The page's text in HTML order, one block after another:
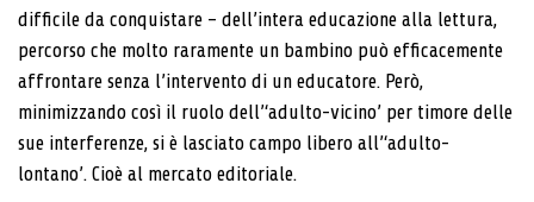
difficile da conquistare – dell’intera educazione alla lettura,
percorso che molto raramente un bambino può efficacemente
affrontare senza l’intervento di un educatore. Però,
minimizzando così il ruolo dell’‘adulto-vicino’ per timore delle
sue interferenze, si è lasciato campo libero all’‘adulto-
lontano’. Cioè al mercato editoriale.